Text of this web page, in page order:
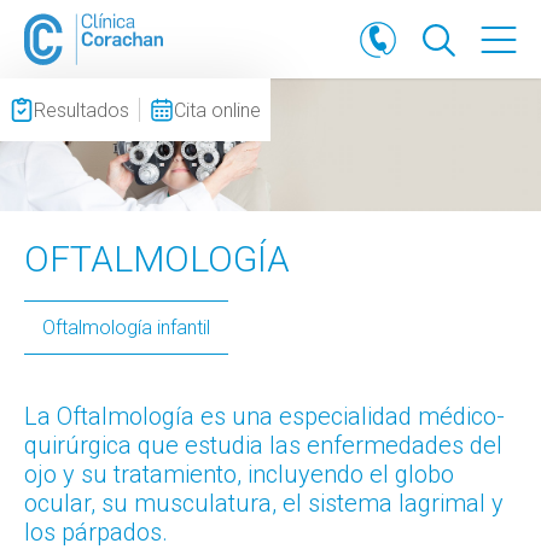
Resultados Cita online
OFTALMOLOGÍA
Oftalmología infantil
La Oftalmología es una especialidad médico-
quirúrgica que estudia las enfermedades del
ojo y su tratamiento, incluyendo el globo
ocular, su musculatura, el sistema lagrimal y
los párpados.